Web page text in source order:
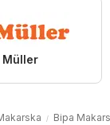
Müller
Bipa